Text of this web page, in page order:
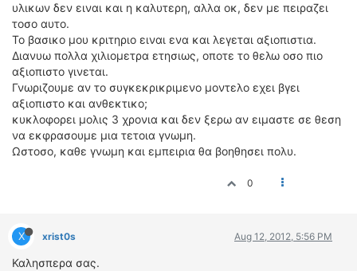
υλικων δεν ειναι και η καλυτερη, αλλα οκ, δεν με πειραζει
τοσο αυτο.
Το βασικο μου κριτηριο ειναι ενα και λεγεται αξιοπιστια.
Διανυω πολλα χιλιομετρα ετησιως, οποτε το θελω οσο πιο
αξιοπιστο γινεται.
Γνωριζουμε αν το συγκεκρικριμενο μοντελο εχει βγει
αξιοπιστο και ανθεκτικο;
κυκλοφορει μολις 3 χρονια και δεν ξερω αν ειμαστε σε θεση
να εκφρασουμε μια τετοια γνωμη.
Ωστοσο, καθε γνωμη και εμπειρια θα βοηθησει πολυ.
0
X xrist0s Aug 12, 2012, 5:56 PM
Καλησπερα σας.
4TTV
ΝΕΑ ΜΟΝΤΕΛΑ
ΑΓΩΝΕΣ
CANDID CAMERA
ΤΕΧΝΟΛΟΓΙΑ
ΕΙΔΗΣΕΙΣ – ΠΑΡΟΥΣΙΑΣΕΙΣ
ΛΕΞΙΚΟ
ΕΙΔΗΣΕΙΣ
ΑΓΩΝΕΣ